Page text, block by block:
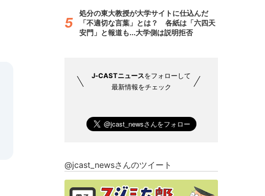
処分の東大教授が大学サイトに仕込んだ
「不適切な言葉」とは？ 各紙は「六四天
安門」と報道も...大学側は説明拒否
J-CASTニュースをフォローして
最新情報をチェック
@jcast_newsさんのツイート